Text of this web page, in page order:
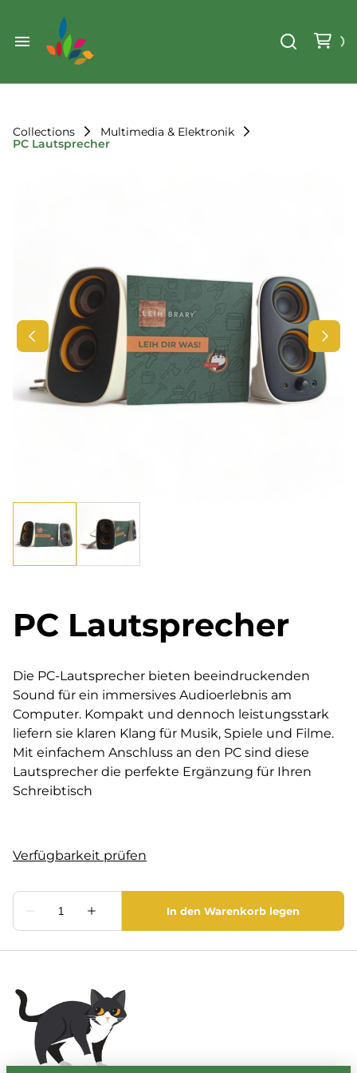
Start
Sortiment
Weihnachten
Werkzeug & Renovierung
Der Verein
Standorte
Kontakt
FAQ
Collections
Multimedia & Elektronik
PC Lautsprecher
PC Lautsprecher
Die PC-Lautsprecher bieten beeindruckenden
Sound für ein immersives Audioerlebnis am
Computer. Kompakt und dennoch leistungsstark
liefern sie klaren Klang für Musik, Spiele und Filme.
Mit einfachem Anschluss an den PC sind diese
Lautsprecher die perfekte Ergänzung für Ihren
Schreibtisch